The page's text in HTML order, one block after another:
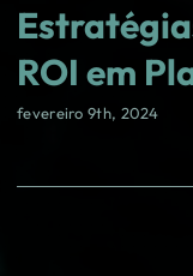
ROI em
fevereiro 9th, 2024